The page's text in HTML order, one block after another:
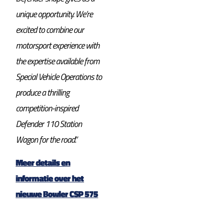
unique opportunity. We’re
excited to combine our
motorsport experience with
the expertise available from
Special Vehicle Operations to
produce a thrilling
competition-inspired
Defender 110 Station
Wagon for the road.”
Meer details en
informatie over het
nieuwe Bowler CSP 575